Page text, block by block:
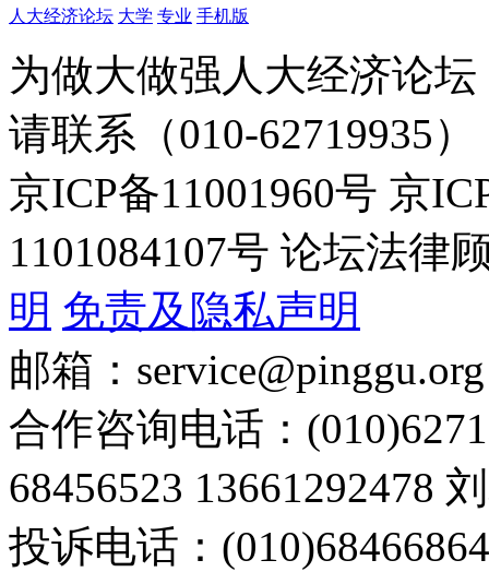
人大经济论坛 大学 专业 手机版
为做大做强人大经济论
请联系（010-62719935）
京ICP备11001960号 京
1101084107号 论坛法律
明 免责及隐私声明
邮箱：service@pinggu.org
合作咨询电话：
68456523 13661292478
投诉电话：